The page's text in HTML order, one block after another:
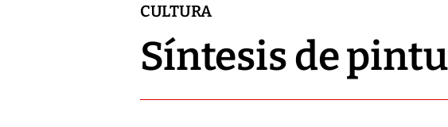
CULTURA
Síntesis de